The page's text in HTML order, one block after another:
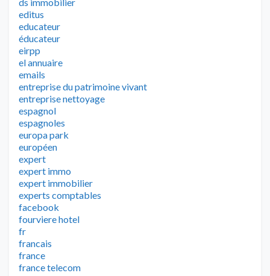
editus
educateur
éducateur
eirpp
el annuaire
emails
entreprise du patrimoine vivant
entreprise nettoyage
espagnol
espagnoles
europa park
européen
expert
expert immo
expert immobilier
experts comptables
facebook
fourviere hotel
fr
francais
france
france telecom